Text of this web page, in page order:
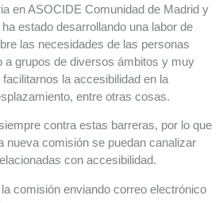
en ASOCIDE Comunidad de Madrid y
estado desarrollando una labor de
las necesidades de las personas
a grupos de diversos ámbitos y muy
la accesibilidad en la
entre otras cosas.
contra estas barreras, por lo que
nueva comisión se puedan canalizar
con accesibilidad.
comisión enviando correo electrónico